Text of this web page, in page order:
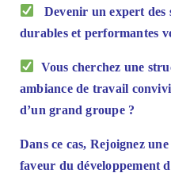
Devenir un expert des
durables et performantes
Vous cherchez une
ambiance de travail
d’un grand groupe ?
Dans ce cas, Rejoignez
faveur du développement